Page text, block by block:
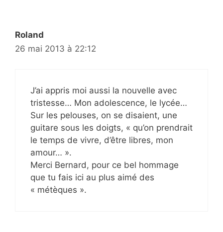
Roland
26 mai 2013 à 22:12
J’ai appris moi aussi la nouvelle avec
tristesse… Mon adolescence, le lycée…
Sur les pelouses, on se disaient, une
guitare sous les doigts, « qu’on prendrait
le temps de vivre, d’être libres, mon
amour… ».
Merci Bernard, pour ce bel hommage
que tu fais ici au plus aimé des
« métèques ».